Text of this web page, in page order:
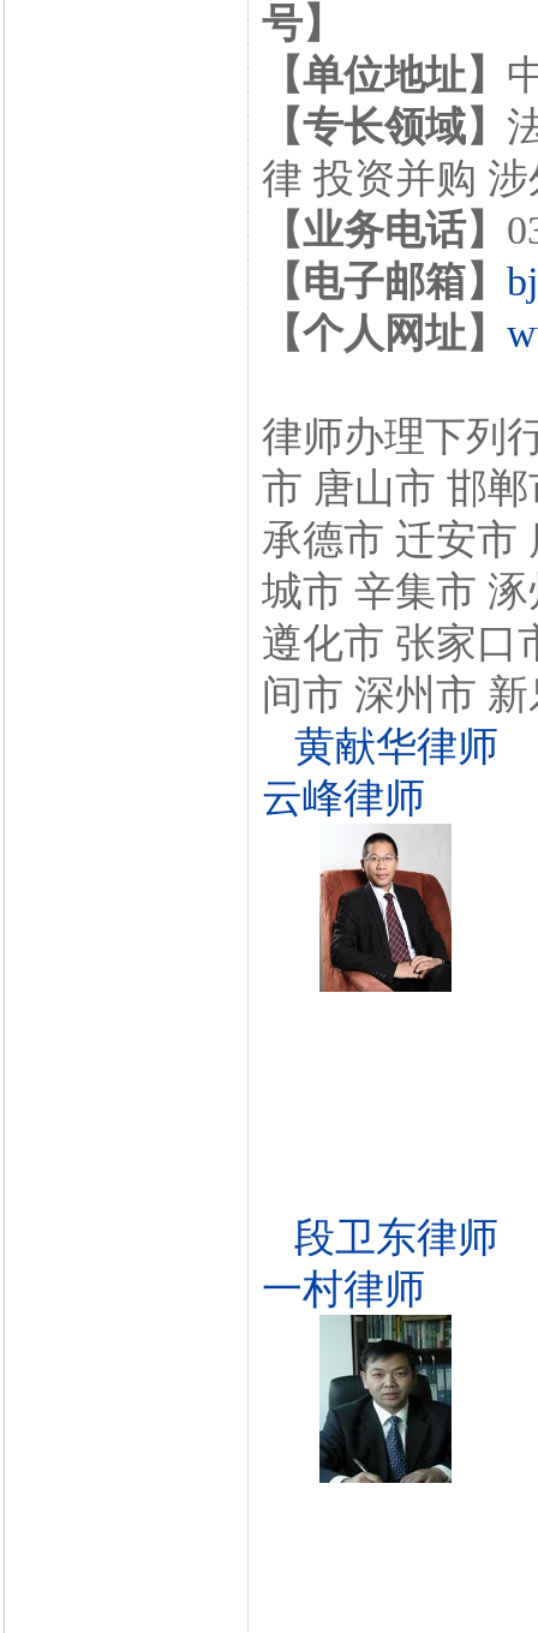
号】
【单位地址】
【专长领域】
律 投资并购
【业务电话】
【电子邮箱】
【个人网址】
律师办理下列
市 唐山市 邯
承德市 迁安市
城市 辛集市
遵化市 张家口
间市 深州市
黄献华律师
云峰律师
段卫东律师
一村律师